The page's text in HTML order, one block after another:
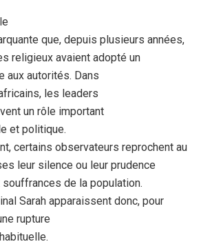
que, depuis plusieurs années,
religieux avaient adopté un
aux autorités. Dans
les leaders
un rôle important
et politique.
certains observateurs reprochent au
leur silence ou leur prudence
de la population.
Sarah apparaissent donc, pour
rupture